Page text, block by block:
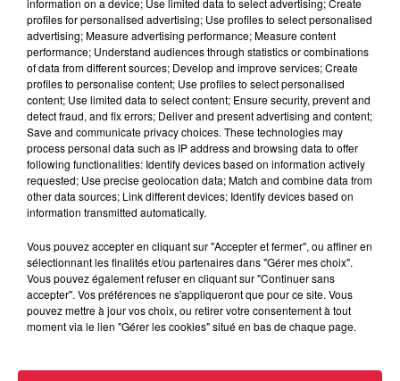
À Hoerdt, de l’eau brune sort des robinets
Depuis plusieurs jours, des habitants de Hoerdt ont vu de
l’eau brune s’écouler de leurs robinets. Face aux
nombreuses interrogations, la municipalité a pris...
information on a device; Use limited data to select advertising; Create
profiles for personalised advertising; Use profiles to select personalised
advertising; Measure advertising performance; Measure content
performance; Understand audiences through statistics or combinations
of data from different sources; Develop and improve services; Create
profiles to personalise content; Use profiles to select personalised
content; Use limited data to select content; Ensure security, prevent and
detect fraud, and fix errors; Deliver and present advertising and content;
Save and communicate privacy choices. These technologies may
process personal data such as IP address and browsing data to offer
following functionalities: Identify devices based on information actively
requested; Use precise geolocation data; Match and combine data from
other data sources; Link different devices; Identify devices based on
information transmitted automatically.
Vous pouvez accepter en cliquant sur "Accepter et fermer", ou affiner en
sélectionnant les finalités et/ou partenaires dans "Gérer mes choix".
Vous pouvez également refuser en cliquant sur "Continuer sans
accepter". Vos préférences ne s'appliqueront que pour ce site. Vous
pouvez mettre à jour vos choix, ou retirer votre consentement à tout
moment via le lien "Gérer les cookies" situé en bas de chaque page.